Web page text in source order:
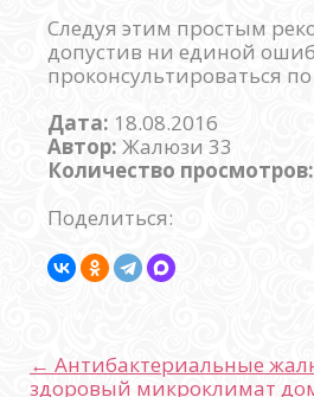
Следуя этим простым
допустив ни единой
проконсультироваться
Дата: 18.08.2016
Автор: Жалюзи 33
Количество просмотров:
Поделиться:
← Антибактериальные
здоровый микроклимат